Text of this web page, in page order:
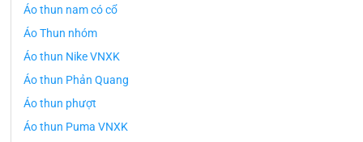
Áo thun nam có cổ
Áo Thun nhóm
Áo thun Nike VNXK
Áo thun Phản Quang
Áo thun phượt
Áo thun Puma VNXK